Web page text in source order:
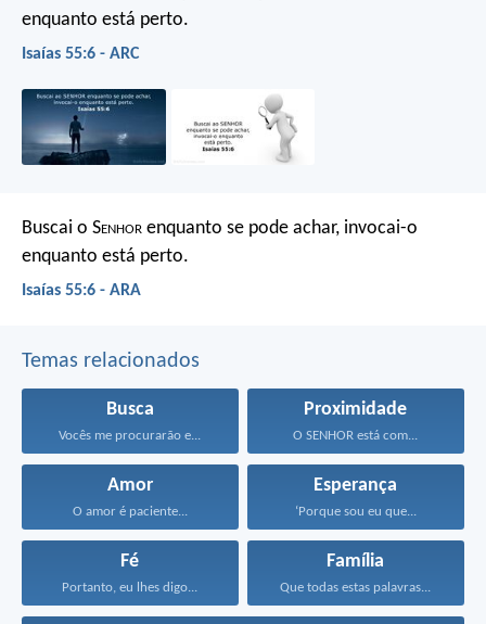
enquanto está perto.
Isaías 55:6 - ARC
Buscai o Senhor enquanto se pode achar, invocai-o
enquanto está perto.
Isaías 55:6 - ARA
Temas relacionados
Busca
Vocês me procurarão e...
Proximidade
O SENHOR está com...
Amor
O amor é paciente...
Esperança
‘Porque sou eu que...
Fé
Portanto, eu lhes digo...
Família
Que todas estas palavras...